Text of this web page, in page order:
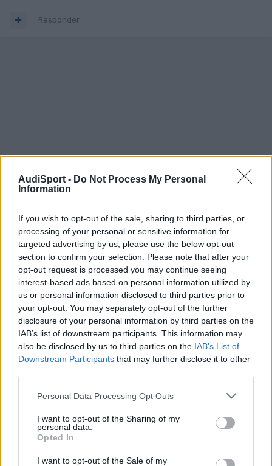
AudiSport - Do Not Process My Personal
Information
If you wish to opt-out of the sale, sharing to third parties, or
processing of your personal or sensitive information for
targeted advertising by us, please use the below opt-out
section to confirm your selection. Please note that after your
opt-out request is processed you may continue seeing
interest-based ads based on personal information utilized by
us or personal information disclosed to third parties prior to
your opt-out. You may separately opt-out of the further
disclosure of your personal information by third parties on the
IAB’s list of downstream participants. This information may
also be disclosed by us to third parties on the IAB’s List of
Downstream Participants that may further disclose it to other
Personal Data Processing Opt Outs
I want to opt-out of the Sharing of my
personal data.
Opted In
I want to opt-out of the Sale of my
Responder
fdoangulo
Publicado18 de Mayo del 2010
ripilondo dijo:
buenas, queria reprogramar mi audi a42.5 180cv b6, expero
consejos aunk estoy mirando por aki y cada uno dice una
gracias